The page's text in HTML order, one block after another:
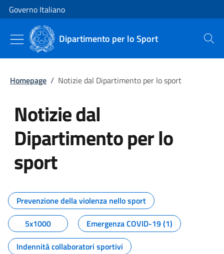
Vai al contenuto
Vai alla navigazione del sito
Governo Italiano
Dipartimento per lo Sport Cerca
Homepage / Notizie dal Dipartimento per lo sport
Notizie dal
Dipartimento per lo
sport
Tutti i contenuti della pagina
Prevenzione della violenza nello sport
5x1000
Emergenza COVID-19 (1)
Indennità collaboratori sportivi